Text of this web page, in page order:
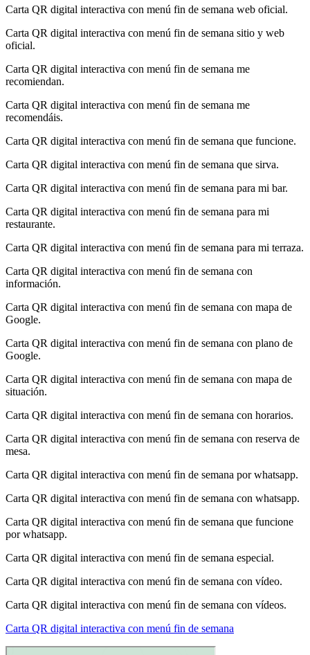
Carta QR digital interactiva con menú fin de semana web oficial.
Carta QR digital interactiva con menú fin de semana sitio y web
oficial.
Carta QR digital interactiva con menú fin de semana me
recomiendan.
Carta QR digital interactiva con menú fin de semana me
recomendáis.
Carta QR digital interactiva con menú fin de semana que funcione.
Carta QR digital interactiva con menú fin de semana que sirva.
Carta QR digital interactiva con menú fin de semana para mi bar.
Carta QR digital interactiva con menú fin de semana para mi
restaurante.
Carta QR digital interactiva con menú fin de semana para mi terraza.
Carta QR digital interactiva con menú fin de semana con
información.
Carta QR digital interactiva con menú fin de semana con mapa de
Google.
Carta QR digital interactiva con menú fin de semana con plano de
Google.
Carta QR digital interactiva con menú fin de semana con mapa de
situación.
Carta QR digital interactiva con menú fin de semana con horarios.
Carta QR digital interactiva con menú fin de semana con reserva de
mesa.
Carta QR digital interactiva con menú fin de semana por whatsapp.
Carta QR digital interactiva con menú fin de semana con whatsapp.
Carta QR digital interactiva con menú fin de semana que funcione
por whatsapp.
Carta QR digital interactiva con menú fin de semana especial.
Carta QR digital interactiva con menú fin de semana con vídeo.
Carta QR digital interactiva con menú fin de semana con vídeos.
Carta QR digital interactiva con menú fin de semana